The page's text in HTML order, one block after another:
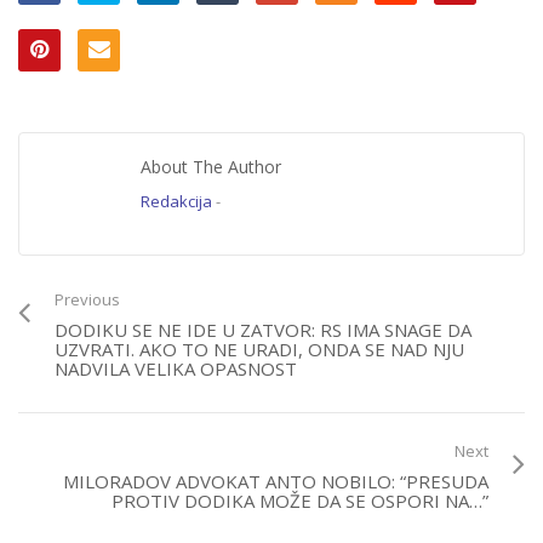
About The Author
Redakcija -
Previous
DODIKU SE NE IDE U ZATVOR: RS IMA SNAGE DA
UZVRATI. AKO TO NE URADI, ONDA SE NAD NJU
NADVILA VELIKA OPASNOST
Next
MILORADOV ADVOKAT ANTO NOBILO: “PRESUDA
PROTIV DODIKA MOŽE DA SE OSPORI NA…”